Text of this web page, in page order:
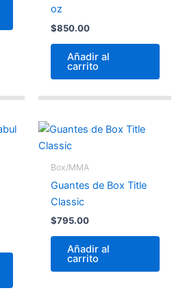
oz
$850.00
Añadir al
carrito
Box/MMA
Guantes de Box Title
Classic
$795.00
Añadir al
carrito